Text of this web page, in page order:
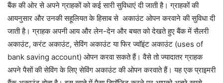
बैंक की ओर से अपने ग्राहकों को कई सारी सुविधाएं दी जाती है। ग्राहकों की
आयनुसार और उनकी सहूलियत के हिसाब से अकाउंट ओपन करवाने की सुविधा दी
जाती है। ग्राहक अपनी आय और लेन-देन और बचत को देखते हुए बैंक में सैलरी
अकाउंट, करंट अकाउंट, सेविंग अकाउंट या फिर ज्वॉइंट अकाउंट (uses of
bank saving account) ओपन करवा सकते हैं। वैसे तो ज्यादातर ग्राहक
अपने पैसों की सेविंग के लिए सेविंग अकाउंट की ओपन करवाते हैं। यह एक प्राइमरी